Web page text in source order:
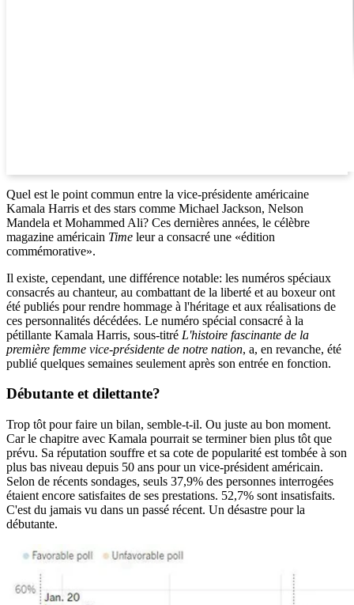
Quel est le point commun entre la vice-présidente américaine
Kamala Harris et des stars comme Michael Jackson, Nelson
Mandela et Mohammed Ali? Ces dernières années, le célèbre
magazine américain Time leur a consacré une «édition
commémorative».
Il existe, cependant, une différence notable: les numéros spéciaux
consacrés au chanteur, au combattant de la liberté et au boxeur ont
été publiés pour rendre hommage à l'héritage et aux réalisations de
ces personnalités décédées. Le numéro spécial consacré à la
pétillante Kamala Harris, sous-titré L'histoire fascinante de la
première femme vice-présidente de notre nation, a, en revanche, été
publié quelques semaines seulement après son entrée en fonction.
Débutante et dilettante?
Trop tôt pour faire un bilan, semble-t-il. Ou juste au bon moment.
Car le chapitre avec Kamala pourrait se terminer bien plus tôt que
prévu. Sa réputation souffre et sa cote de popularité est tombée à son
plus bas niveau depuis 50 ans pour un vice-président américain.
Selon de récents sondages, seuls 37,9% des personnes interrogées
étaient encore satisfaites de ses prestations. 52,7% sont insatisfaits.
C'est du jamais vu dans un passé récent. Un désastre pour la
débutante.